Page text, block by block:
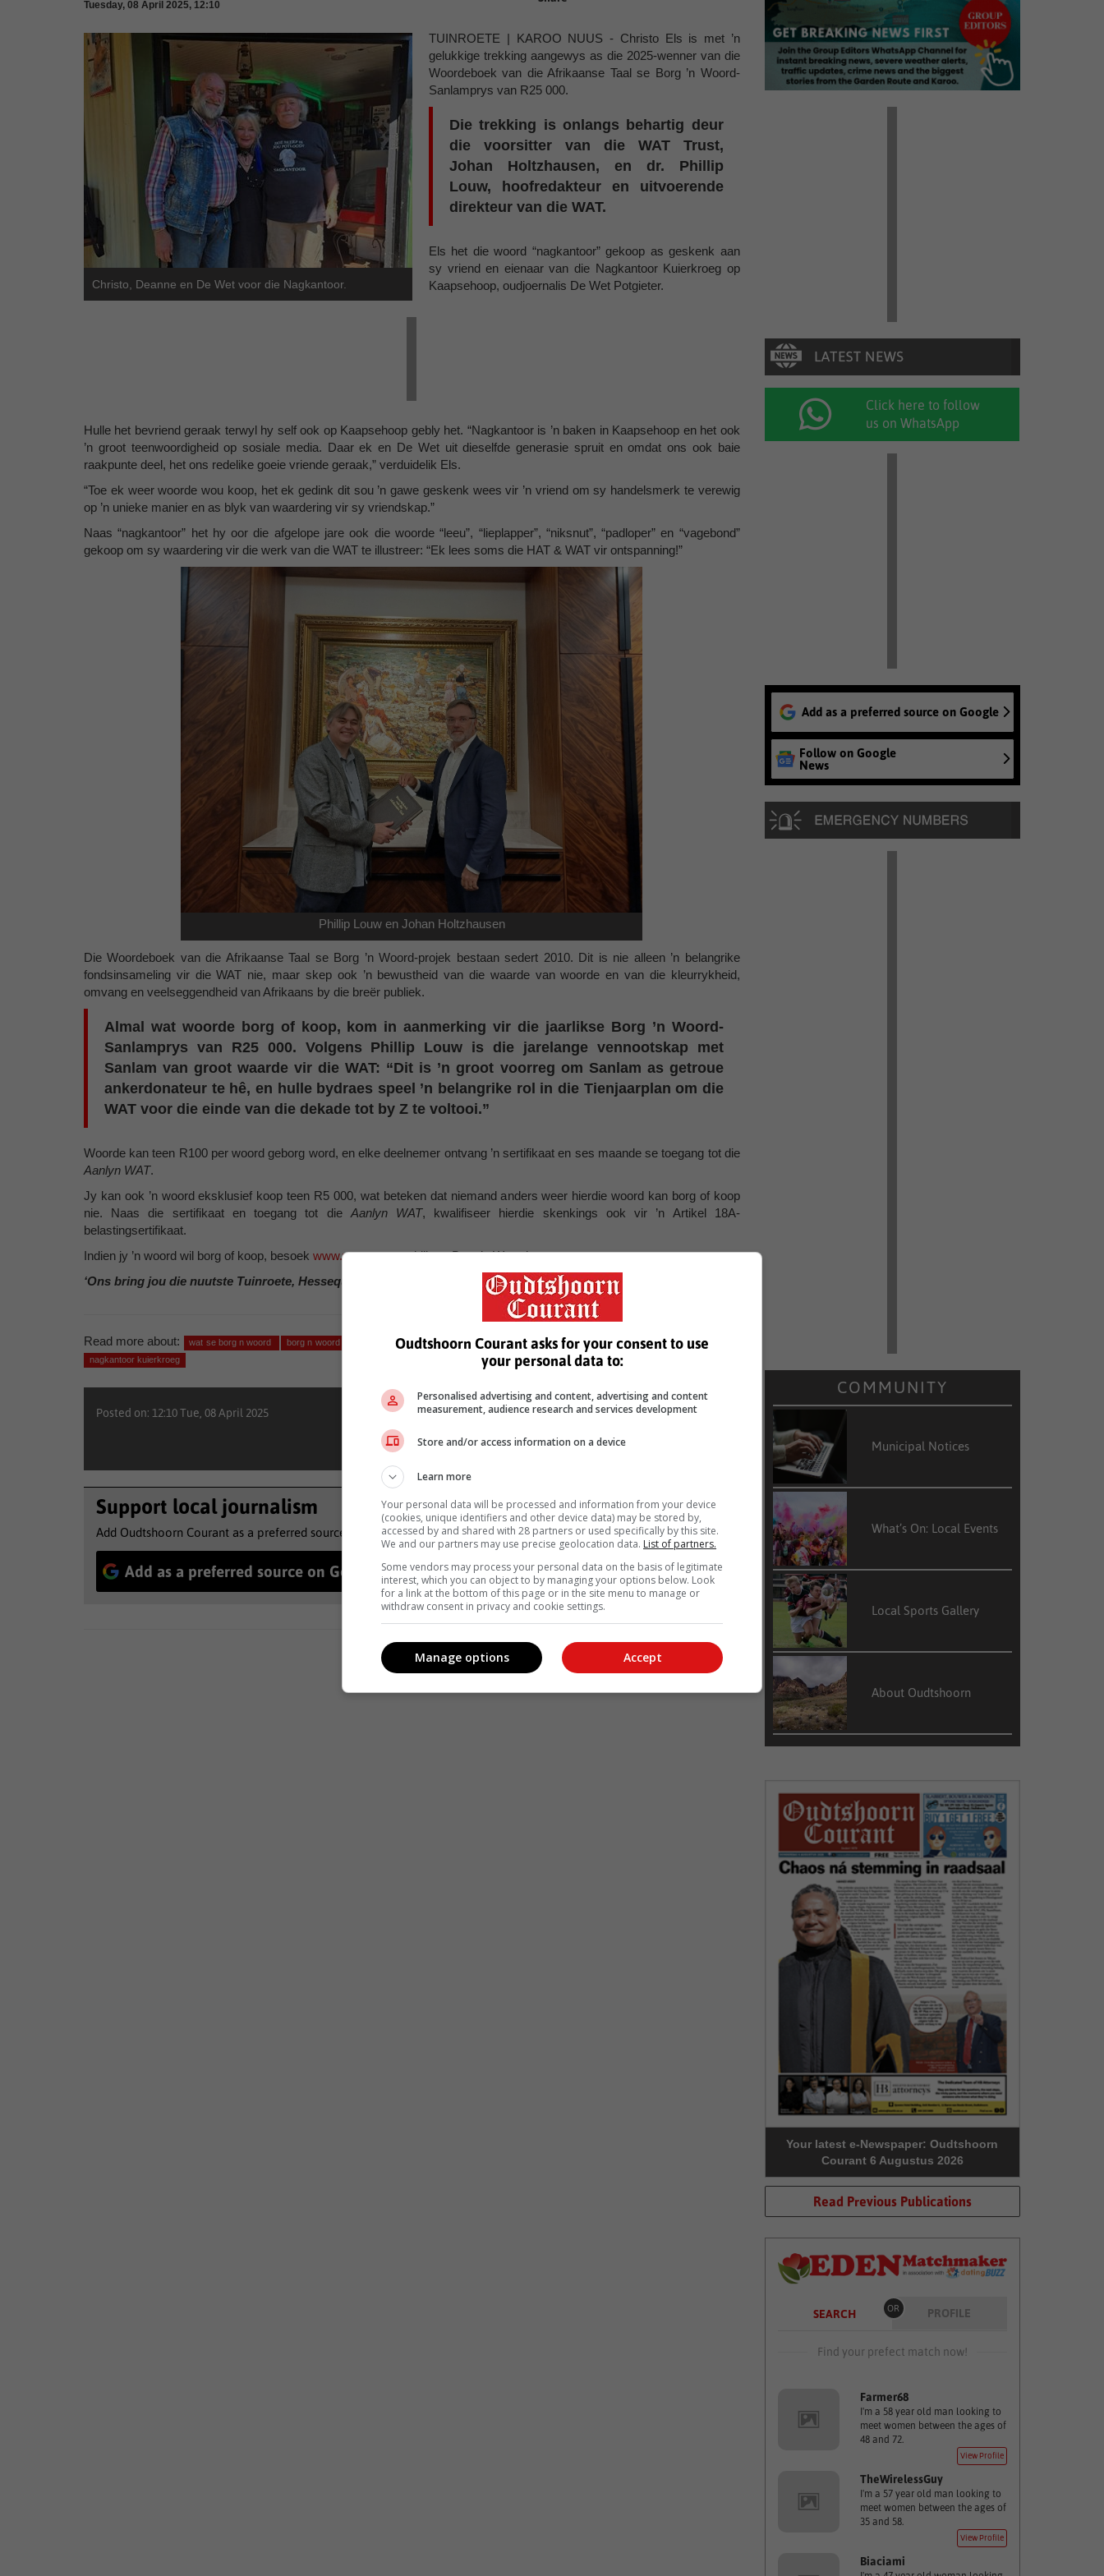
Tuesday, 08 April 2025, 12:10
Christo, Deanne en De Wet voor die Nagkantoor.
TUINROETE | KAROO NUUS - Christo Els is met ’n
gelukkige trekking aangewys as die 2025-wenner van die
Woordeboek van die Afrikaanse Taal se Borg ’n Woord-
Sanlamprys van R25 000.
Die trekking is onlangs behartig deur
die voorsitter van die WAT Trust,
Johan Holtzhausen, en dr. Phillip
Louw, hoofredakteur en uitvoerende
direkteur van die WAT.
Els het die woord “nagkantoor” gekoop as geskenk aan
sy vriend en eienaar van die Nagkantoor Kuierkroeg op
Kaapsehoop, oudjoernalis De Wet Potgieter.
Hulle het bevriend geraak terwyl hy self ook op Kaapsehoop gebly het. “Nagkantoor is ’n baken in Kaapsehoop en het ook
’n groot teenwoordigheid op sosiale media. Daar ek en De Wet uit dieselfde generasie spruit en omdat ons ook baie
raakpunte deel, het ons redelike goeie vriende geraak,” verduidelik Els.
“Toe ek weer woorde wou koop, het ek gedink dit sou ’n gawe geskenk wees vir ’n vriend om sy handelsmerk te verewig
op ’n unieke manier en as blyk van waardering vir sy vriendskap.”
Naas “nagkantoor” het hy oor die afgelope jare ook die woorde “leeu”, “lieplapper”, “niksnut”, “padloper” en “vagebond”
gekoop om sy waardering vir die werk van die WAT te illustreer: “Ek lees soms die HAT & WAT vir ontspanning!”
Phillip Louw en Johan Holtzhausen
Die Woordeboek van die Afrikaanse Taal se Borg ’n Woord-projek bestaan sedert 2010. Dit is nie alleen ’n belangrike
fondsinsameling vir die WAT nie, maar skep ook ’n bewustheid van die waarde van woorde en van die kleurrykheid,
omvang en veelseggendheid van Afrikaans by die breër publiek.
Almal wat woorde borg of koop, kom in aanmerking vir die jaarlikse Borg ’n Woord-
Sanlamprys van R25 000. Volgens Phillip Louw is die jarelange vennootskap met
Sanlam van groot waarde vir die WAT: “Dit is ’n groot voorreg om Sanlam as getroue
ankerdonateur te hê, en hulle bydraes speel ’n belangrike rol in die Tienjaarplan om die
WAT voor die einde van die dekade tot by Z te voltooi.”
Woorde kan teen R100 per woord geborg word, en elke deelnemer ontvang ’n sertifikaat en ses maande se toegang tot die
Aanlyn WAT.
Jy kan ook ’n woord eksklusief koop teen R5 000, wat beteken dat niemand anders weer hierdie woord kan borg of koop
nie. Naas die sertifikaat en toegang tot die Aanlyn WAT, kwalifiseer hierdie skenkings ook vir ’n Artikel 18A-
belastingsertifikaat.
Indien jy ’n woord wil borg of koop, besoek www.wat.co.zaen klik op Borg ’n Woord.
‘Ons bring jou die nuutste Tuinroete, Hessequa, Karoo nuus’
Read more about: wat se borg n woord borg n woord sanlamprys nagkantoor eienaar christo els kaapsehoop
oudjoernalis de wet potgieter
nagkantoor kuierkroeg
Posted on: 12:10 Tue, 08 April 2025
Support local journalism
Add Oudtshoorn Courant as a preferred source to see more of our reporting in Google News and Top Stories.
Add as a preferred source on Google Follow on Google News
Click here to follow
us on WhatsApp
Add as a preferred source on Google
Follow on Google
News
COMMUNITY
Municipal Notices
What’s On: Local Events
Local Sports Gallery
About Oudtshoorn
Your latest e-Newspaper: Oudtshoorn
Courant 6 Augustus 2026
Read Previous Publications
SEARCH OR PROFILE
Find your prefect match now!
Farmer68
I'm a 58 year old man looking to
meet women between the ages of
48 and 72.
View Profile
TheWirelessGuy
I'm a 57 year old man looking to
meet women between the ages of
35 and 58.
View Profile
Biaciami
Oudtshoorn Courant asks for your consent to use
your personal data to:
Personalised advertising and content, advertising and content
measurement, audience research and services development
Store and/or access information on a device
Learn more
Your personal data will be processed and information from your device
(cookies, unique identifiers and other device data) may be stored by,
accessed by and shared with 28 partners or used specifically by this site.
We and our partners may use precise geolocation data. List of partners.
Some vendors may process your personal data on the basis of legitimate
interest, which you can object to by managing your options below. Look
for a link at the bottom of this page or in the site menu to manage or
withdraw consent in privacy and cookie settings.
Accept
Manage options